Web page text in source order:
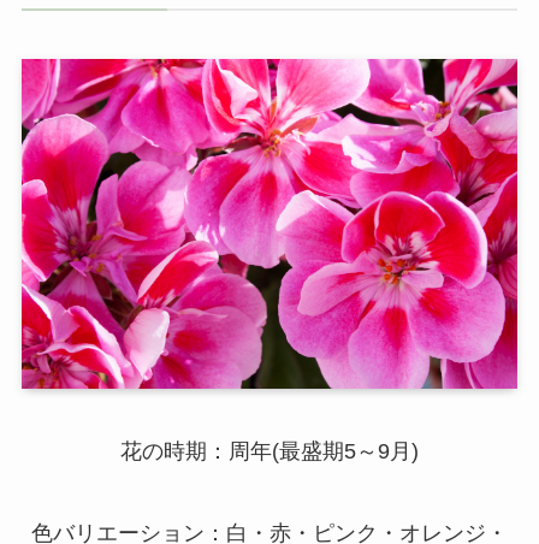
花の時期：周年(最盛期5～9月)
色バリエーション：白・赤・ピンク・オレンジ・